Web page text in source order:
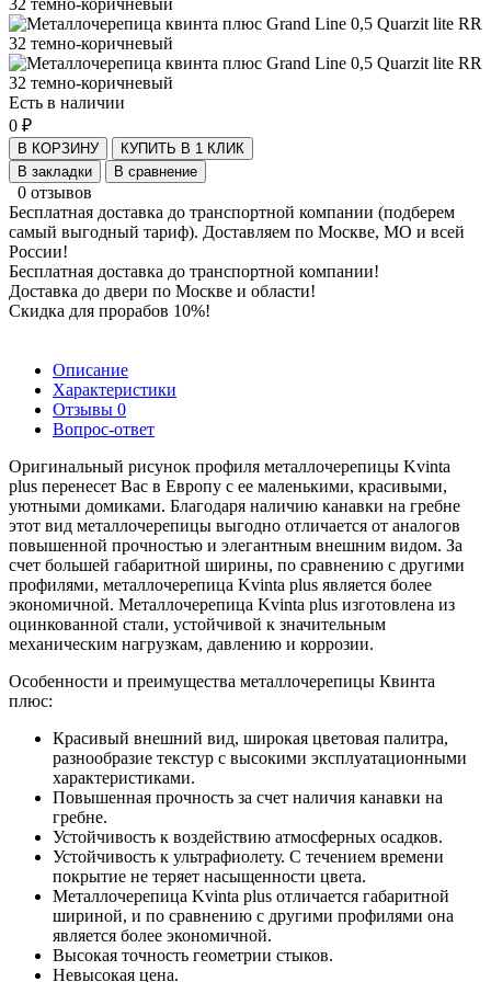
Есть в наличии
0 ₽
В КОРЗИНУ
КУПИТЬ В 1 КЛИК
В закладки
В сравнение
0 отзывов
Бесплатная доставка до транспортной компании (подберем
самый выгодный тариф). Доставляем по Москве, МО и всей
России!
Бесплатная доставка до транспортной компании!
Доставка до двери по Москве и области!
Скидка для прорабов 10%!
Описание
Характеристики
Отзывы 0
Вопрос-ответ
Оригинальный рисунок профиля металлочерепицы Kvinta
plus перенесет Вас в Европу с ее маленькими, красивыми,
уютными домиками. Благодаря наличию канавки на гребне
этот вид металлочерепицы выгодно отличается от аналогов
повышенной прочностью и элегантным внешним видом. За
счет большей габаритной ширины, по сравнению с другими
профилями, металлочерепица Kvinta plus является более
экономичной. Металлочерепица Kvinta plus изготовлена из
оцинкованной стали, устойчивой к значительным
механическим нагрузкам, давлению и коррозии.
Особенности и преимущества металлочерепицы Квинта
плюс:
Красивый внешний вид, широкая цветовая палитра,
разнообразие текстур с высокими эксплуатационными
характеристиками.
Повышенная прочность за счет наличия канавки на
гребне.
Устойчивость к воздействию атмосферных осадков.
Устойчивость к ультрафиолету. С течением времени
покрытие не теряет насыщенности цвета.
Металлочерепица Kvinta plus отличается габаритной
шириной, и по сравнению с другими профилями она
является более экономичной.
Высокая точность геометрии стыков.
Невысокая цена.